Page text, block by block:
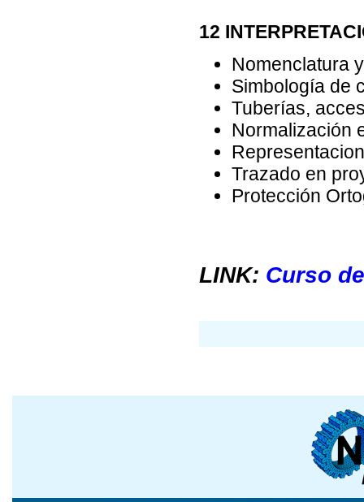
12
Nomenclatura
Simbología de
Tuberías,
Normalización
Trazado en
Protección
LINK: Curso